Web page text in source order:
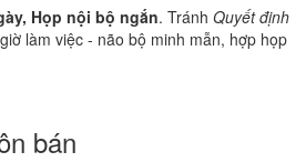
Họp nội bộ ngắn. Tránh Quyết định
làm việc - não bộ minh mẫn, hợp họp
bán